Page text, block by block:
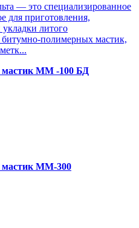
— это специализированное
для приготовления,
литого
битумно-полимерных мастик,
мастик MM -100 БД
мастик MM-300